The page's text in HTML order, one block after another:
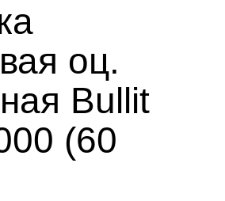
оц.
Bullit
(60